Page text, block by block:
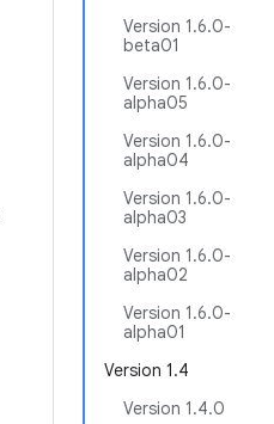
Version 1.6.0-
beta01
Version 1.6.0-
alpha05
Version 1.6.0-
alpha04
Version 1.6.0-
alpha03
Version 1.6.0-
alpha02
Version 1.6.0-
alpha01
Version 1.4
Version 1.4.0